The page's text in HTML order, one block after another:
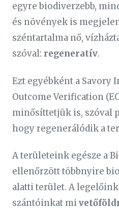
egyre biodiverzebb,
és növények is
széntartalma nő,
szóval: regeneratív.
Ezt egyébként a Savory
Outcome Verification
minősíttetjük is, szóval
hogy regenerálódik a
A területeink egésze a
ellenőrzött többnyire
alatti terület. A
szántóinkat mi